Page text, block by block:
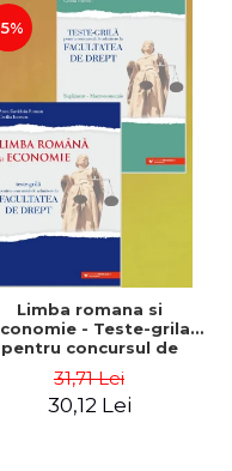
Limba romana si
- Teste-grila
pentru concursul de
la Facultatea
de Drept + Supliment
- Anca
31,71 Lei
30,12 Lei